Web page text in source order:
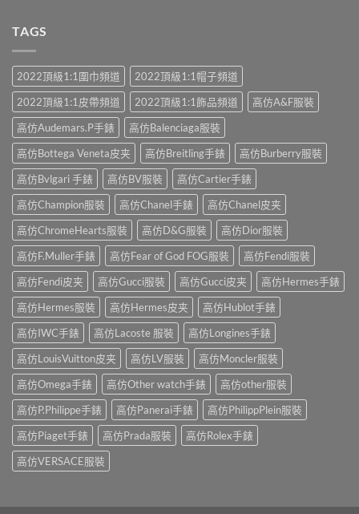
TAGS
2022頂級1:1圍巾頻道
2022頂級1:1帽子頻道
2022頂級1:1皮帶頻道
2022頂級1:1飾品頻道
高仿A&F服裝
高仿Audemars.P手錶
高仿Balenciaga服裝
高仿Bottega Veneta皮夹
高仿Breitling手錶
高仿Burberry服裝
高仿Bvlgari 手錶
高仿BV服裝
高仿Cartier手錶
高仿Champion服裝
高仿Chanel手錶
高仿Chanel皮夹
高仿ChromeHearts服裝
高仿D&G服裝
高仿Dior服裝
高仿F.Muller手錶
高仿Fear of God FOG服裝
高仿Fendi服裝
高仿Fendi皮夹
高仿Gucci服裝 高仿Gucci皮夹
高仿Hermes手錶
高仿Hermes服裝
高仿Hermes皮夹
高仿Hublot手錶
高仿IWC手錶
高仿Lacoste 服裝
高仿Longines手錶
高仿LouisVuitton皮夹
高仿LV服裝
高仿Moncler服裝
高仿Omega手錶
高仿Other watch手錶
高仿other服裝
高仿P.Philippe手錶
高仿Panerai手錶
高仿PhilippPlein服裝
高仿Piaget手錶
高仿Prada服裝
高仿Rolex手錶
高仿VERSACE服裝